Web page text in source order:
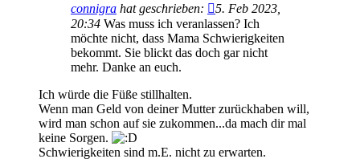
connigra hat geschrieben:
5. Feb 2023,
20:34 Was muss ich veranlassen? Ich
möchte nicht, dass Mama Schwierigkeiten
bekommt. Sie blickt das doch gar nicht
mehr. Danke an euch.
Ich würde die Füße stillhalten.
Wenn man Geld von deiner Mutter zurückhaben will,
wird man schon auf sie zukommen...da mach dir mal
keine Sorgen.
Schwierigkeiten sind m.E. nicht zu erwarten.